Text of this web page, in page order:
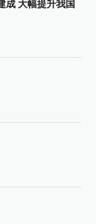
成 大幅提升我国